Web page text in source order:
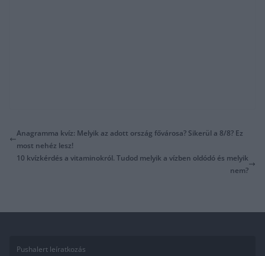
Anagramma kvíz: Melyik az adott ország fővárosa? Sikerül a 8/8? Ez
most nehéz lesz!
10 kvízkérdés a vitaminokról. Tudod melyik a vízben oldódó és melyik
nem?
Pushalert leíratkozás